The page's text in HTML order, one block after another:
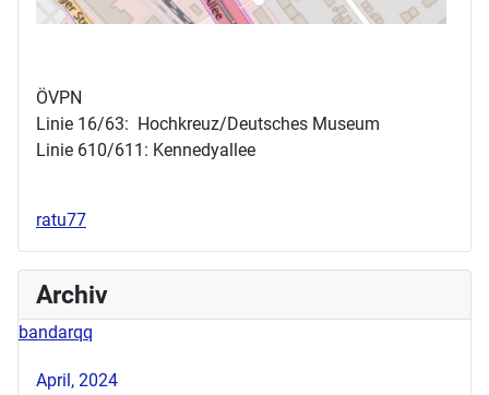
ÖVPN
Linie 16/63: Hochkreuz/Deutsches Museum
Linie 610/611: Kennedyallee
ratu77
Archiv
bandarqq
April, 2024